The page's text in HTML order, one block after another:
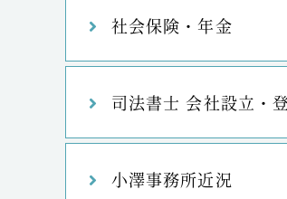
社会保険・年金
司法書士 会社設立・
小澤事務所近況